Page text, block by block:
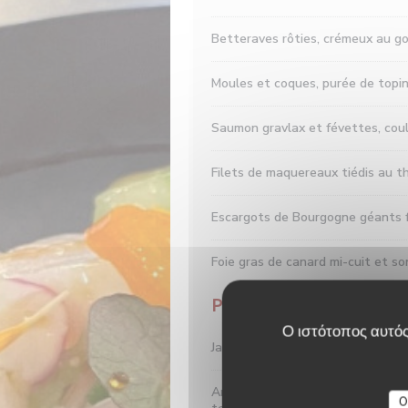
Ο ιστότοπος
Betteraves rôties, crémeux au
Moules et coques, purée de
Saumon gravlax et févettes,
Filets de maquereaux tiédis au
Escargots de Bourgogne géants
Foie gras de canard mi-cuit et
Plats
Jardin végétal de 12 légumes
Andouillette de veau de la